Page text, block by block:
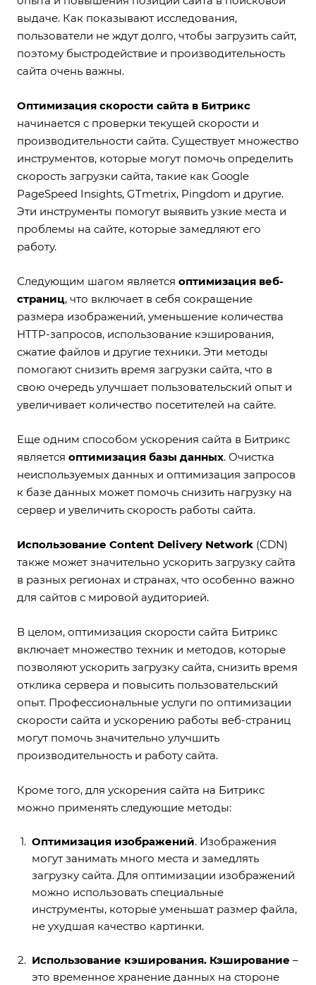
выдаче. Как показывают исследования,
пользователи не ждут долго, чтобы загрузить сайт,
поэтому быстродействие и производительность
сайта очень важны.
Оптимизация скорости сайта в Битрикс
начинается с проверки текущей скорости и
производительности сайта. Существует множество
инструментов, которые могут помочь определить
скорость загрузки сайта, такие как Google
PageSpeed Insights, GTmetrix, Pingdom и другие.
Эти инструменты помогут выявить узкие места и
проблемы на сайте, которые замедляют его
работу.
Следующим шагом является оптимизация веб-
страниц, что включает в себя сокращение
размера изображений, уменьшение количества
HTTP-запросов, использование кэширования,
сжатие файлов и другие техники. Эти методы
помогают снизить время загрузки сайта, что в
свою очередь улучшает пользовательский опыт и
увеличивает количество посетителей на сайте.
Еще одним способом ускорения сайта в Битрикс
является оптимизация базы данных. Очистка
неиспользуемых данных и оптимизация запросов
к базе данных может помочь снизить нагрузку на
сервер и увеличить скорость работы сайта.
Использование Content Delivery Network (CDN)
также может значительно ускорить загрузку сайта
в разных регионах и странах, что особенно важно
для сайтов с мировой аудиторией.
В целом, оптимизация скорости сайта Битрикс
включает множество техник и методов, которые
позволяют ускорить загрузку сайта, снизить время
отклика сервера и повысить пользовательский
опыт. Профессиональные услуги по оптимизации
скорости сайта и ускорению работы веб-страниц
могут помочь значительно улучшить
производительность и работу сайта.
Кроме того, для ускорения сайта на Битрикс
можно применять следующие методы:
Оптимизация изображений. Изображения
могут занимать много места и замедлять
загрузку сайта. Для оптимизации изображений
можно использовать специальные
инструменты, которые уменьшат размер файла,
не ухудшая качество картинки.
Использование кэширования. Кэширование –
это временное хранение данных на стороне